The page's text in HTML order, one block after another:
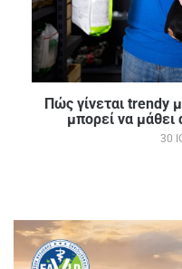
Πώς γίνεται trendy
μπορεί να μάθει
30